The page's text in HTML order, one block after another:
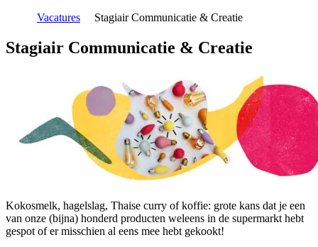
Vacatures
Stagiair Communicatie & Creatie
Stagiair Communicatie & Creatie
Kokosmelk, hagelslag, Thaise curry of koffie: grote kans dat je een
van onze (bijna) honderd producten weleens in de supermarkt hebt
gespot of er misschien al eens mee hebt gekookt!